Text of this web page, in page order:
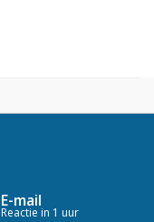
E-mail
Reactie in 1 uur